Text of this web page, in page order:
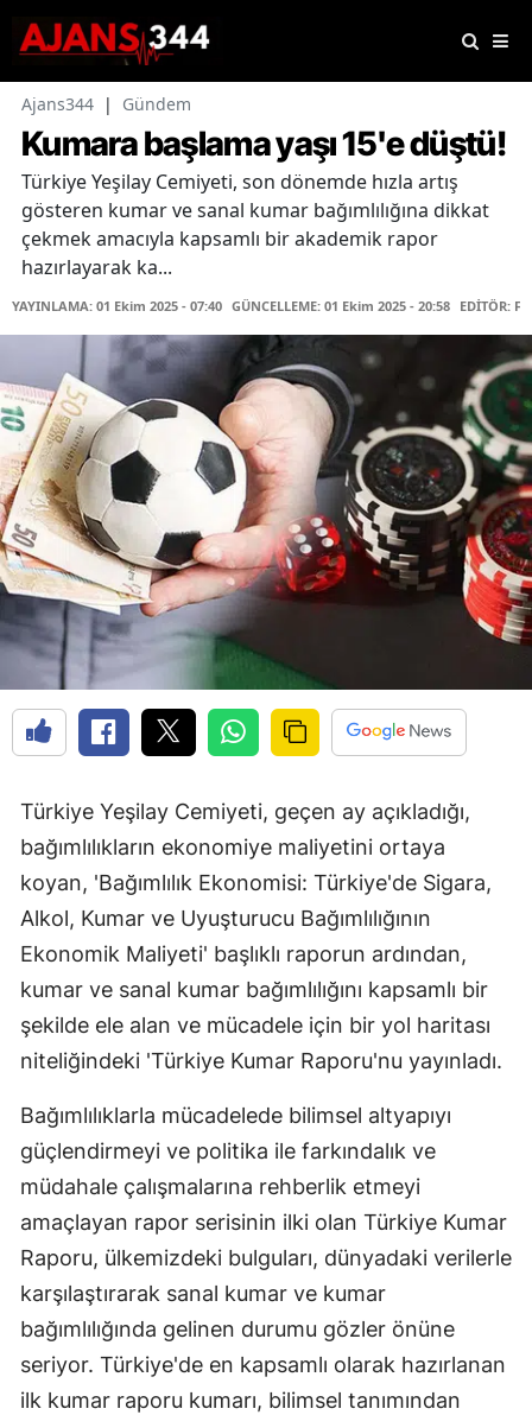
Ajans344 | Gündem
Kumara başlama yaşı 15'e düştü!
Türkiye Yeşilay Cemiyeti, son dönemde hızla artış
gösteren kumar ve sanal kumar bağımlılığına dikkat
çekmek amacıyla kapsamlı bir akademik rapor
hazırlayarak ka...
YAYINLAMA: 01 Ekim 2025 - 07:40 GÜNCELLEME: 01 Ekim 2025 - 20:58 EDİTÖR:
Türkiye Yeşilay Cemiyeti, geçen ay açıkladığı,
bağımlılıkların ekonomiye maliyetini ortaya
koyan, 'Bağımlılık Ekonomisi: Türkiye'de Sigara,
Alkol, Kumar ve Uyuşturucu Bağımlılığının
Ekonomik Maliyeti' başlıklı raporun ardından,
kumar ve sanal kumar bağımlılığını kapsamlı bir
şekilde ele alan ve mücadele için bir yol haritası
niteliğindeki 'Türkiye Kumar Raporu'nu yayınladı.
Bağımlılıklarla mücadelede bilimsel altyapıyı
güçlendirmeyi ve politika ile farkındalık ve
müdahale çalışmalarına rehberlik etmeyi
amaçlayan rapor serisinin ilki olan Türkiye Kumar
Raporu, ülkemizdeki bulguları, dünyadaki verilerle
karşılaştırarak sanal kumar ve kumar
bağımlılığında gelinen durumu gözler önüne
seriyor. Türkiye'de en kapsamlı olarak hazırlanan
ilk kumar raporu kumarı, bilimsel tanımından